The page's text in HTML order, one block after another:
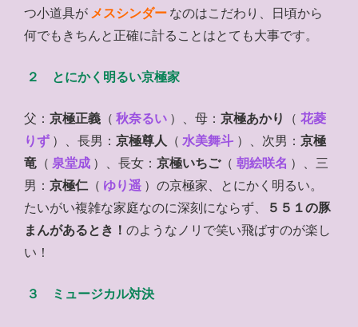
つ小道具が メスシンダー なのはこだわり、日頃から
何でもきちんと正確に計ることはとても大事です。
２ とにかく明るい京極家
父： 京極正義 （ 秋奈るい ）、母：京極あかり （ 花菱
りず ）、長男：京極尊人 （ 水美舞斗 ）、次男： 京極
竜 （ 泉堂成 ）、長女：京極いちご（ 朝絵咲名 ）、三
男： 京極仁（ ゆり遥 ）の京極家、とにかく明るい。
たいがい複雑な家庭なのに深刻にならず、
５５１の豚
まんがあるとき！ のようなノリで笑い飛ばすのが楽し
い！
３ ミュージカル対決